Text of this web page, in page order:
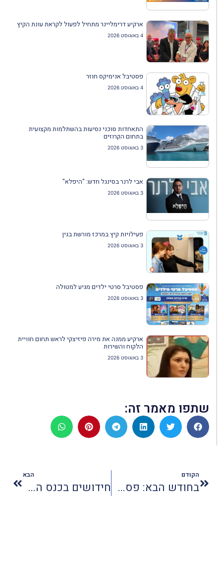
ארקיע דרימליינר מתחיל לפעול לקראת עונת הקיץ
4 באוגוסט 2026
פסטיבל אנימיקס חוזר
4 באוגוסט 2026
התאחדות סוכני נסיעות בהשתלמות מקצועית
בתחום הקרוזים
3 באוגוסט 2026
אבי לרנר בסינגל חדש: "היפלא"
3 באוגוסט 2026
פעילויות קיץ במרכז מורשת בגין
3 באוגוסט 2026
פסטיבל סרטי ילדים מגיע למטולה
3 באוגוסט 2026
ארקיע ממנה את מירה פיזיצקי לראש תחום חוויית
הלקוח והשירות
3 באוגוסט 2026
שתפו מאמר זה:
הקודם
בחודש הבא: פסטיבל תרבות יהודית בבודפשט
הבא
חידושים בכנס התאחדות סוכני נסיעות